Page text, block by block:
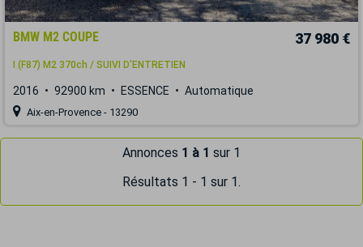
BMW M2 COUPE 37 980 €
I (F87) M2 370ch / SUIVI D'ENTRETIEN
2016 92900 km ESSENCE Automatique
Aix-en-Provence - 13290
Annonces 1 à 1 sur 1
Résultats 1 - 1 sur 1.